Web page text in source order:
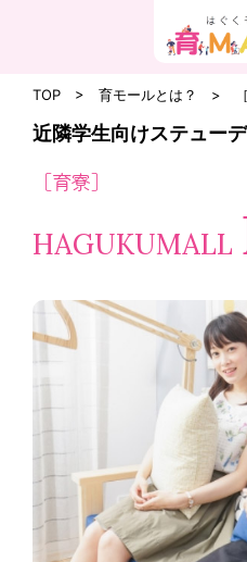
TOP 育モールとは？
近隣学生向けステュー
［育寮］
HAGUKUMALL